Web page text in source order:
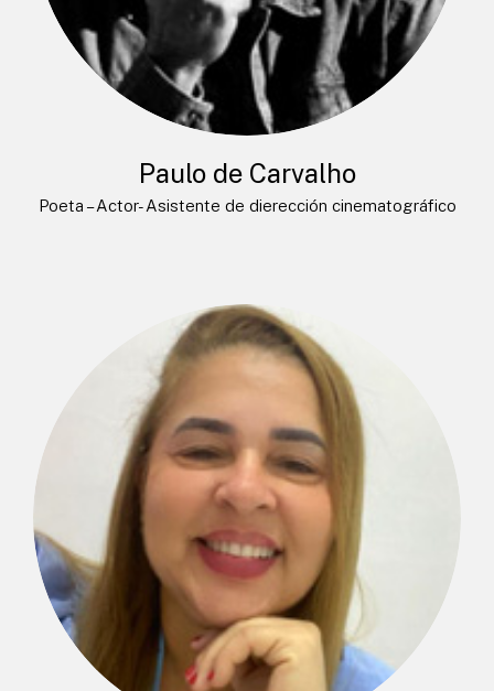
Paulo de Carvalho
Poeta – Actor- Asistente de dierección cinematográfico